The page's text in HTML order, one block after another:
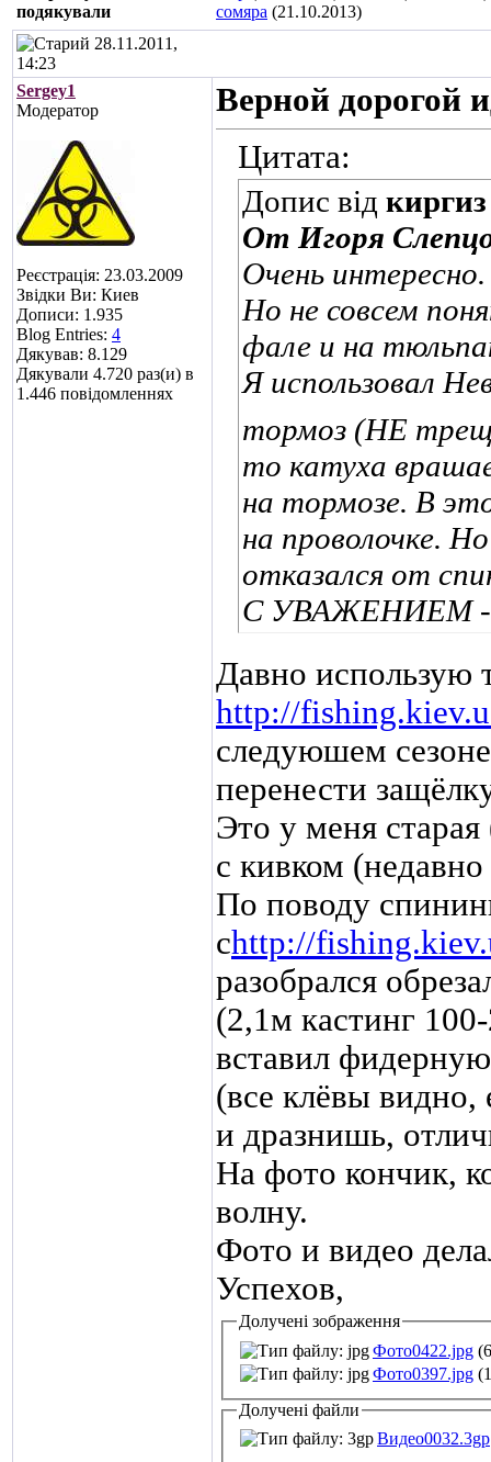
подякували
сомяра (21.10.2013)
28.11.2011,
14:23
Sergey1
Модератор
Реєстрація: 23.03.2009
Звідки Ви: Киев
Дописи: 1.935
Blog Entries: 4
Дякував: 8.129
Дякували 4.720 раз(и) в
1.446 повідомленнях
Верной дорогой
Цитата:
Допис від киргиз
От Игоря
Очень интересно.
Но не совсем
фале и на
Я использовал
тормоз (НЕ
то катуха
на тормозе. В
на проволочке.
отказался от
С УВАЖЕНИЕМ -
Давно использую
http://
следуюшем
перенести
Это у меня старая
с кивком
По поводу
сhttp://
разобрался
(2,1м кастинг
вставил
(все клёвы видно,
и дразнишь,
На фото кончик,
волну.
Фото и видео
Успехов,
Долучені зображення
Фото0422.jpg
Фото0397.jpg
Долучені файли
Видео0032.3gp